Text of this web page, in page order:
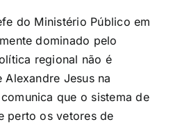
do Ministério Público em
dominado pelo
regional não é
Jesus na
que o sistema de
perto os vetores de